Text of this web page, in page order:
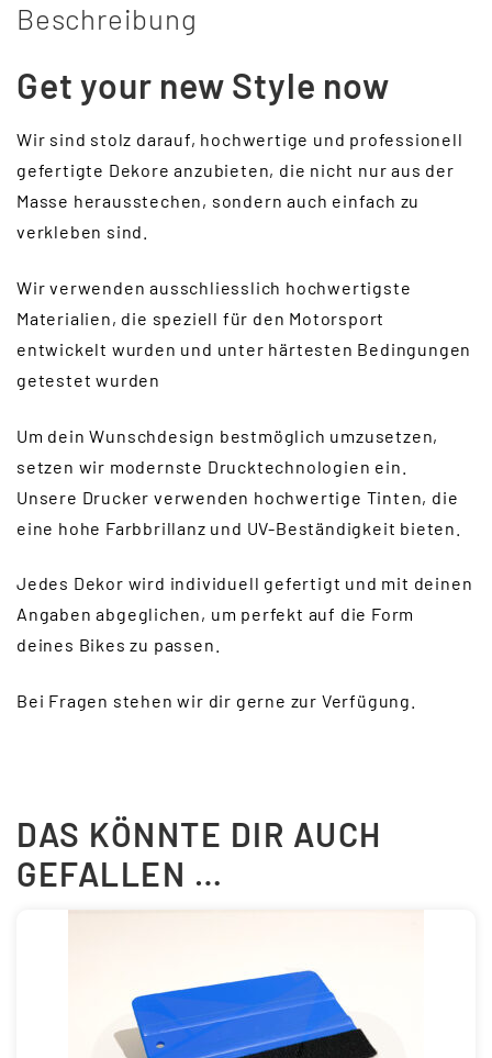
Beschreibung
Get your new Style now
Wir sind stolz darauf, hochwertige und professionell
gefertigte Dekore anzubieten, die nicht nur aus der
Masse herausstechen, sondern auch einfach zu
verkleben sind.
Wir verwenden ausschliesslich hochwertigste
Materialien, die speziell für den Motorsport
entwickelt wurden und unter härtesten Bedingungen
getestet wurden
Um dein Wunschdesign bestmöglich umzusetzen,
setzen wir modernste Drucktechnologien ein.
Unsere Drucker verwenden hochwertige Tinten, die
eine hohe Farbbrillanz und UV-Beständigkeit bieten.
Jedes Dekor wird individuell gefertigt und mit deinen
Angaben abgeglichen, um perfekt auf die Form
deines Bikes zu passen.
Bei Fragen stehen wir dir gerne zur Verfügung.
DAS KÖNNTE DIR AUCH
GEFALLEN …